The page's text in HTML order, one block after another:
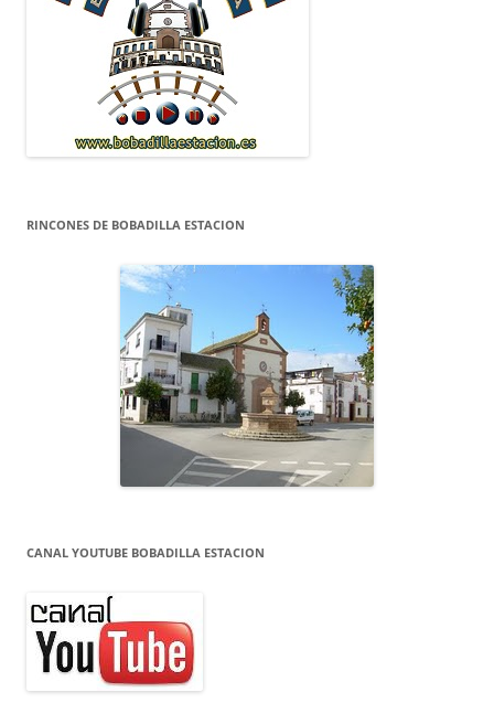
RINCONES DE BOBADILLA ESTACION
CANAL YOUTUBE BOBADILLA ESTACION